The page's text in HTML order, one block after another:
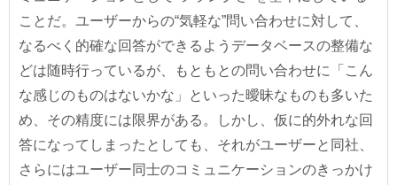
ことだ。ユーザーからの“気軽な”問い合わせに対して、
なるべく的確な回答ができるようデータベースの整備な
どは随時行っているが、もともとの問い合わせに「こん
な感じのものはないかな」といった曖昧なものも多いた
め、その精度には限界がある。しかし、仮に的外れな回
答になってしまったとしても、それがユーザーと同社、
さらにはユーザー同士のコミュニケーションのきっかけ